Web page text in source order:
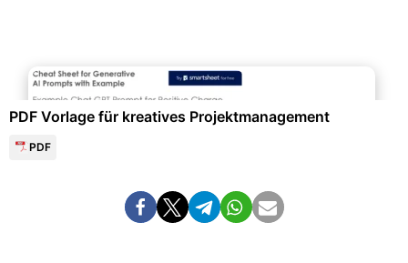
PDF Vorlage für kreatives Projektmanagement
PDF